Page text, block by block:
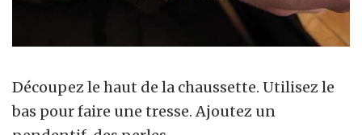
Découpez le haut de la chaussette. Utilisez le
bas pour faire une tresse. Ajoutez un